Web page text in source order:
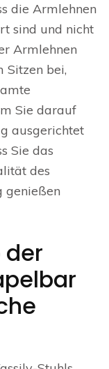
die Armlehnen
sind und nicht
Armlehnen
Sitzen bei,
Sie darauf
ausgerichtet
Sie das
des
genießen
der